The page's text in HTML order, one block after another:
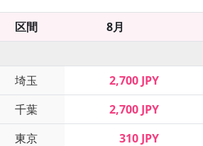
区間 8月
埼玉
2,700 JPY
千葉
2,700 JPY
東京
310 JPY